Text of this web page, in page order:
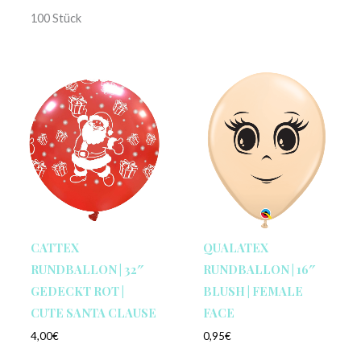
100 Stück
CATTEX
RUNDBALLON | 32″
GEDECKT ROT |
CUTE SANTA CLAUSE
4,00€
QUALATEX
RUNDBALLON | 16″
BLUSH | FEMALE
FACE
0,95€